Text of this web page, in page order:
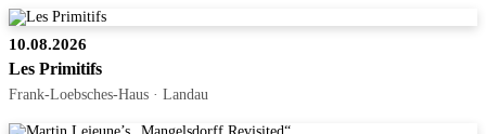
10.08.2026
Les Primitifs
Frank-Loebsches-Haus · Landau